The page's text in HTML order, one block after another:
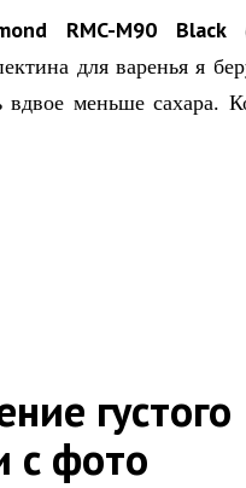
RMC-M90 Black
для варенья я
меньше сахара.
густого
с фото